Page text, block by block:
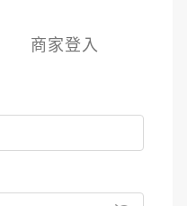
商家登入